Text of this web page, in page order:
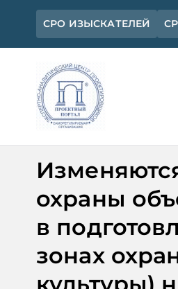
Перейти
содержимому
СРО ИЗЫСКАТЕЛЕЙ
охраны
в
зонах